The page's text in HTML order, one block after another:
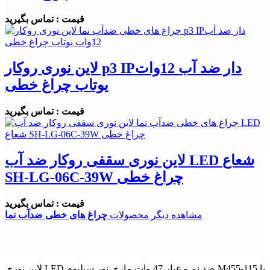
قیمت : تماس بگیرید
لاین نوری روکار p3 IPدار ضد آب 12وات
یوتاب چراغ خطی
قیمت : تماس بگیرید
لاین نوری سقفی روکار ضد آب LED شعاع
SH-LG-06C-39W چراغ خطی
قیمت : تماس بگیرید
مشاهده دیگر محصولات چراغ های خطی ضدآب نما